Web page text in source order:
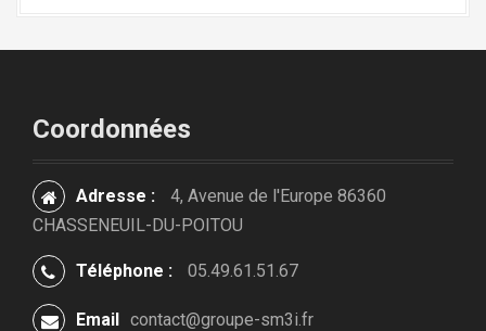
Coordonnées
Adresse :
4, Avenue de l'Europe 86360
CHASSENEUIL-DU-POITOU
Téléphone : 05.49.61.51.67
Email contact@groupe-sm3i.fr